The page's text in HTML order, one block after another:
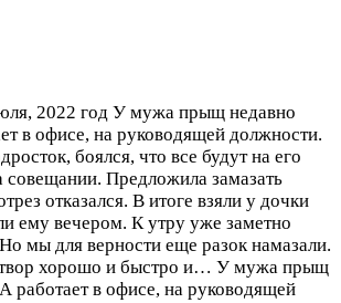
2022 год У мужа прыщ недавно
в офисе, на руководящей должности.
боялся, что все будут на его
Предложила замазать
отказался. В итоге взяли у дочки
ему вечером. К утру уже заметно
мы для верности еще разок намазали.
хорошо и быстро и… У мужа прыщ
работает в офисе, на руководящей